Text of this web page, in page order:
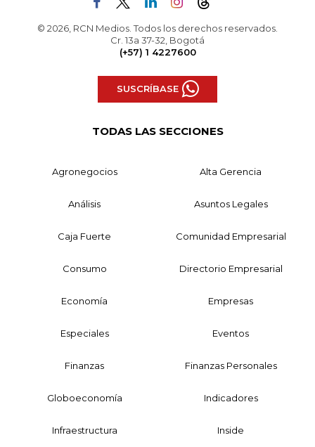
© 2026, RCN Medios. Todos los derechos reservados.
Cr. 13a 37-32, Bogotá
(+57) 1 4227600
SUSCRÍBASE
TODAS LAS SECCIONES
Agronegocios Alta Gerencia
Análisis Asuntos Legales
Caja Fuerte Comunidad Empresarial
Consumo Directorio Empresarial
Economía Empresas
Especiales Eventos
Finanzas Finanzas Personales
Globoeconomía Indicadores
Infraestructura Inside